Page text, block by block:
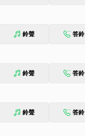
鈴聲 答鈴
鈴聲 答鈴
鈴聲 答鈴